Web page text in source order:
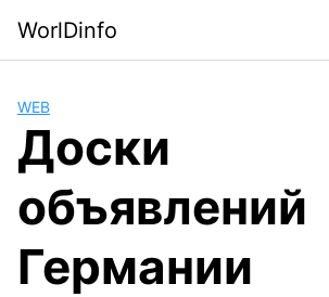
content
WorlDinfo
WEB
Доски
объявлений
Германии